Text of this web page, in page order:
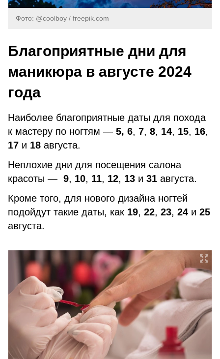
Фото: @coolboy / freepik.com
Благоприятные дни для
маникюра в августе 2024
года
Наиболее благоприятные даты для похода
к мастеру по ногтям — 5, 6, 7, 8, 14, 15, 16,
17 и 18 августа.
Неплохие дни для посещения салона
красоты — 9, 10, 11, 12, 13 и 31 августа.
Кроме того, для нового дизайна ногтей
подойдут такие даты, как 19, 22, 23, 24 и 25
августа.